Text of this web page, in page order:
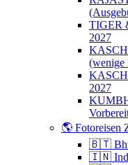
TIGER
2027
(wenige
2027
🌎 Fotoreisen
🇧🇹
🇮🇳